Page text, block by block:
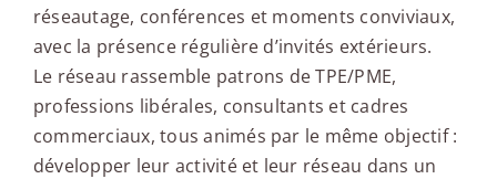
réseautage, conférences et moments conviviaux,
avec la présence régulière d’invités extérieurs.
Le réseau rassemble patrons de TPE/PME,
professions libérales, consultants et cadres
commerciaux, tous animés par le même objectif :
développer leur activité et leur réseau dans un